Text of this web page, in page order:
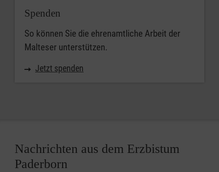
Spenden
So können Sie die ehrenamtliche Arbeit der
Malteser unterstützen.
Jetzt spenden
Nachrichten aus dem Erzbistum
Paderborn